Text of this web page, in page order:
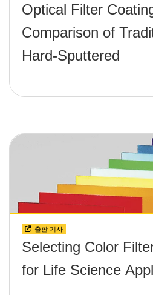
Optical Filter
Comparison of
Hard-Sputtered
출판 기사
Selecting Color
for Life Science